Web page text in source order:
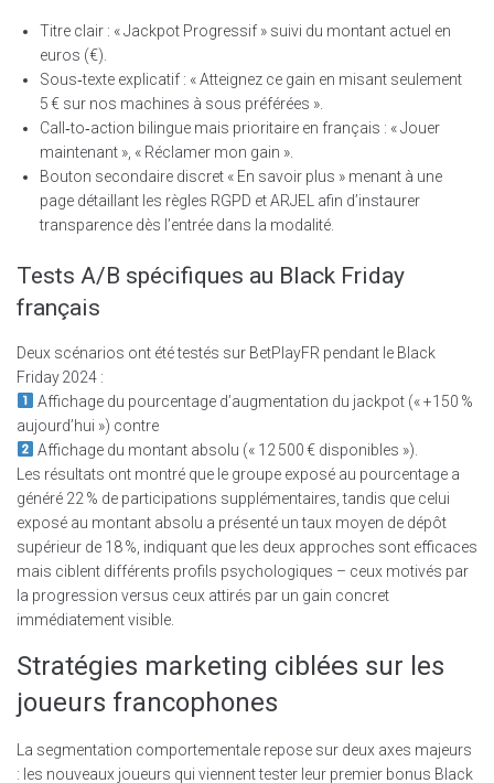
Titre clair : « Jackpot Progressif » suivi du montant actuel en
euros (€).
Sous‑texte explicatif : « Atteignez ce gain en misant seulement
5 € sur nos machines à sous préférées ».
Call‑to‑action bilingue mais prioritaire en français : « Jouer
maintenant », « Réclamer mon gain ».
Bouton secondaire discret « En savoir plus » menant à une
page détaillant les règles RGPD et ARJEL afin d’instaurer
transparence dès l’entrée dans la modalité.
Tests A/B spécifiques au Black Friday
français
Deux scénarios ont été testés sur BetPlayFR pendant le Black
Friday 2024 :
Affichage du pourcentage d’augmentation du jackpot (« +150 %
aujourd’hui ») contre
Affichage du montant absolu (« 12 500 € disponibles »).
Les résultats ont montré que le groupe exposé au pourcentage a
généré 22 % de participations supplémentaires, tandis que celui
exposé au montant absolu a présenté un taux moyen de dépôt
supérieur de 18 %, indiquant que les deux approches sont efficaces
mais ciblent différents profils psychologiques – ceux motivés par
la progression versus ceux attirés par un gain concret
immédiatement visible.
Stratégies marketing ciblées sur les
joueurs francophones
La segmentation comportementale repose sur deux axes majeurs
: les nouveaux joueurs qui viennent tester leur premier bonus Black